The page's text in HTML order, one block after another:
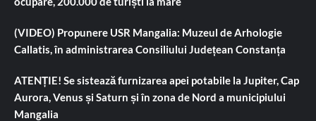
(VIDEO) Propunere USR Mangalia: Muzeul de Arhologie
Callatis, în administrarea Consiliului Județean Constanța
ATENȚIE! Se sistează furnizarea apei potabile la Jupiter, Cap
Aurora, Venus și Saturn și în zona de Nord a municipiului
Mangalia